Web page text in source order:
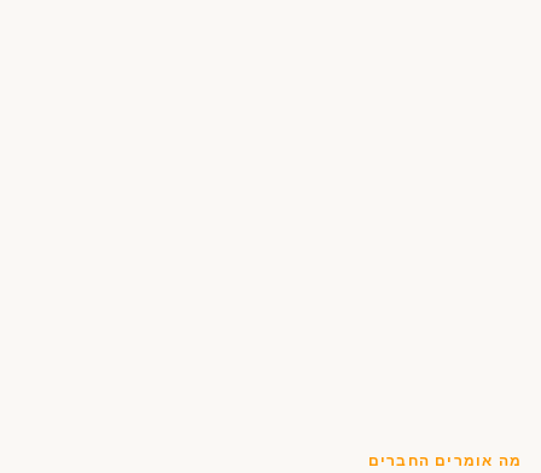
מה אומרים החברים